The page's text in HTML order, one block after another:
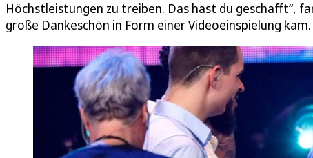
Höchstleistungen zu treiben. Das hast du geschafft“,
große Dankeschön in Form einer Videoeinspielung kam.